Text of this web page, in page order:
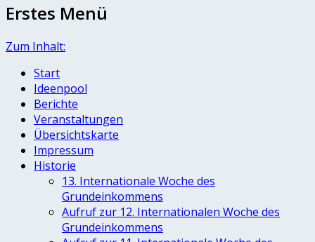
Erstes Menü
Zum Inhalt:
Start
Ideenpool
Berichte
Veranstaltungen
Übersichtskarte
Impressum
Historie
13. Internationale Woche des
Grundeinkommens
Aufruf zur 12. Internationalen Woche des
Grundeinkommens